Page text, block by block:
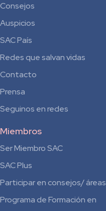
Consejos
Auspicios
SAC País
Redes que salvan vidas
Contacto
Prensa
Seguinos en redes
Miembros
Ser Miembro SAC
SAC Plus
Participar en consejos/ áreas
Programa de Formación en